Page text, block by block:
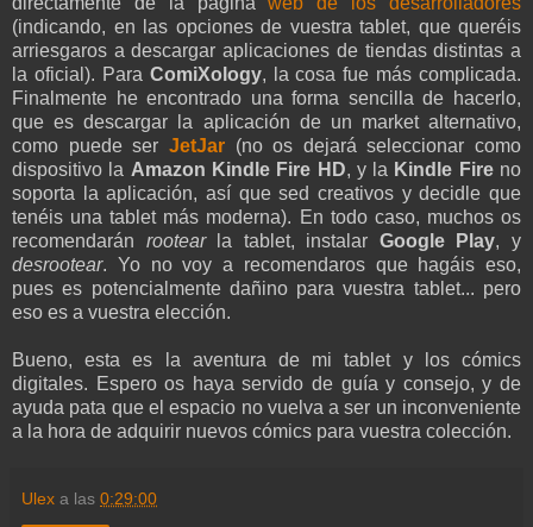
(indicando, en las opciones de vuestra tablet, que queréis
arriesgaros a descargar aplicaciones de tiendas distintas a
la oficial). Para ComiXology, la cosa fue más complicada.
Finalmente he encontrado una forma sencilla de hacerlo,
que es descargar la aplicación de un market alternativo,
como puede ser JetJar (no os dejará seleccionar como
dispositivo la Amazon Kindle Fire HD, y la Kindle Fireno
soporta la aplicación, así que sed creativos y decidle que
tenéis una tablet más moderna). En todo caso, muchos os
recomendarán rootear la tablet, instalar Google Play, y
desrootear. Yo no voy a recomendaros que hagáis eso,
pues es potencialmente dañino para vuestra tablet... pero
eso es a vuestra elección.
Bueno, esta es la aventura de mi tablet y los cómics
digitales. Espero os haya servido de guía y consejo, y de
ayuda pata que el espacio no vuelva a ser un inconveniente
a la hora de adquirir nuevos cómics para vuestra colección.
Ulex a las 0:29:00